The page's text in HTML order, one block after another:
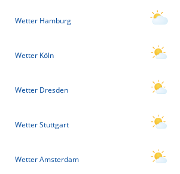
Wetter Hamburg
Wetter Köln
Wetter Dresden
Wetter Stuttgart
Wetter Amsterdam